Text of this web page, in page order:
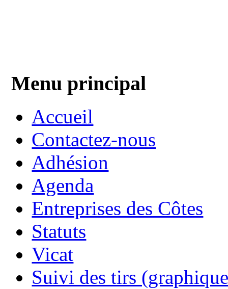
Menu principal
Accueil
Contactez-nous
Adhésion
Agenda
Entreprises des Côtes
Statuts
Vicat
Suivi des tirs